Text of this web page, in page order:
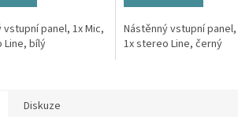
vstupní panel, 1x Mic,
Line, bílý
Nástěnný vstupní panel,
1x stereo Line, černý
Diskuze